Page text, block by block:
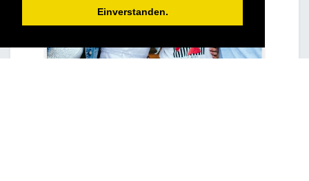
Einverstanden.